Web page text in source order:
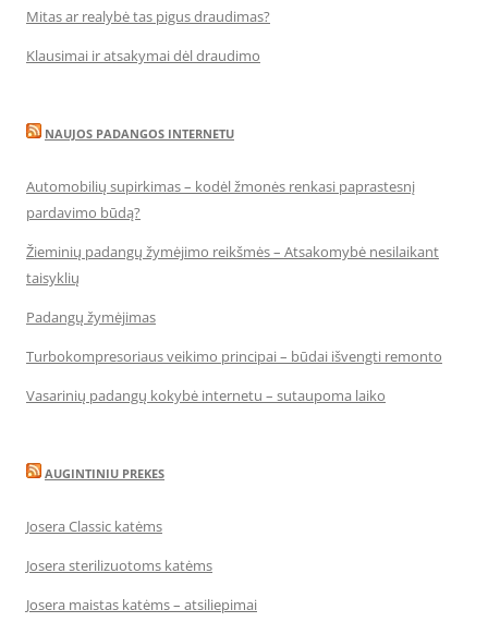
Mitas ar realybė tas pigus draudimas?
Klausimai ir atsakymai dėl draudimo
NAUJOS PADANGOS INTERNETU
Automobilių supirkimas – kodėl žmonės renkasi paprastesnį
pardavimo būdą?
Žieminių padangų žymėjimo reikšmės – Atsakomybė nesilaikant
taisyklių
Padangų žymėjimas
Turbokompresoriaus veikimo principai – būdai išvengti remonto
Vasarinių padangų kokybė internetu – sutaupoma laiko
AUGINTINIU PREKES
Josera Classic katėms
Josera sterilizuotoms katėms
Josera maistas katėms – atsiliepimai